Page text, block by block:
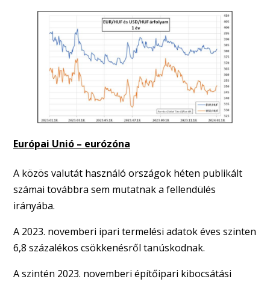
Európai Unió – eurózóna
A közös valutát használó országok héten publikált
számai továbbra sem mutatnak a fellendülés
irányába.
A 2023. novemberi ipari termelési adatok éves szinten
6,8 százalékos csökkenésről tanúskodnak.
A szintén 2023. novemberi építőipari kibocsátási